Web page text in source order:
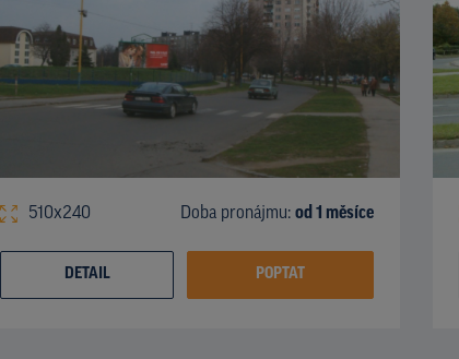
510x240 Doba pronájmu: od 1 měsíce
DETAIL POPTAT